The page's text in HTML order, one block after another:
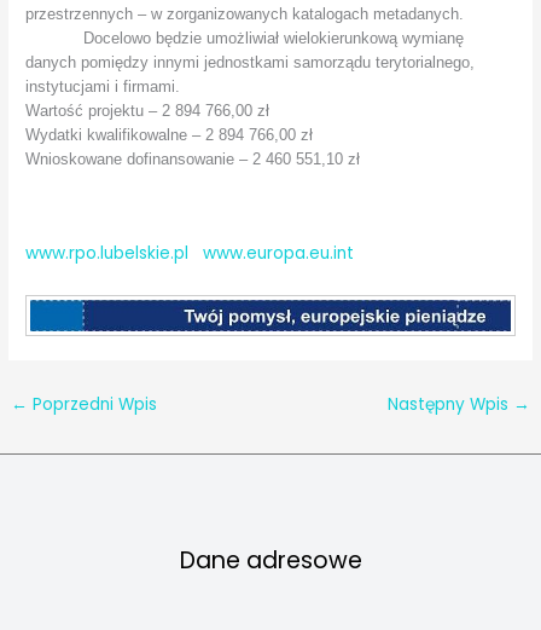
przestrzennych – w zorganizowanych katalogach metadanych.
Docelowo będzie umożliwiał wielokierunkową wymianę
danych pomiędzy innymi jednostkami samorządu terytorialnego,
instytucjami i firmami.
Wartość projektu – 2 894 766,00 zł
Wydatki kwalifikowalne – 2 894 766,00 zł
Wnioskowane dofinansowanie – 2 460 551,10 zł
www.rpo.lubelskie.pl www.europa.eu.int
← Poprzedni Wpis Następny Wpis →
Dane adresowe